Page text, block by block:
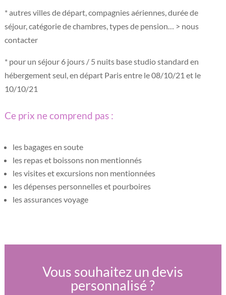
* autres villes de départ, compagnies aériennes, durée de
séjour, catégorie de chambres, types de pension… > nous
contacter
* pour un séjour 6 jours / 5 nuits base studio standard en
hébergement seul, en départ Paris entre le 08/10/21 et le
10/10/21
Ce prix ne comprend pas :
les bagages en soute
les repas et boissons non mentionnés
les visites et excursions non mentionnées
les dépenses personnelles et pourboires
les assurances voyage
Vous souhaitez un devis
personnalisé ?